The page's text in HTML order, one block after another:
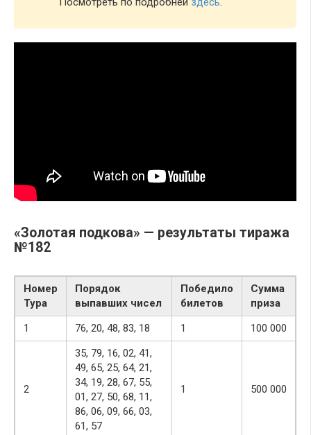
«Золотая подкова» — результаты тиража
№182
Номер
Тура
Порядок
выпавших чисел
Победило
билетов
Сумма
приза
1
76, 20, 48, 83, 18 1 100 000
2
35, 79, 16, 02, 41,
49, 65, 25, 64, 21,
34, 19, 28, 67, 55,
01, 27, 50, 68, 11,
86, 06, 09, 66, 03,
61, 57
1 500 000